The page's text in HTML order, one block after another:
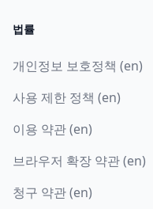
법률
개인정보 보호정책 (en)
사용 제한 정책 (en)
이용 약관 (en)
브라우저 확장 약관 (en)
청구 약관 (en)